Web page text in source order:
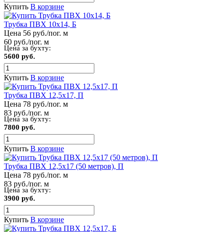
Купить В корзине
Трубка ПВХ 10х14, Б
Цена 56 руб./пог. м
60 руб./пог. м
Цена за бухту:
5600 руб.
Купить В корзине
Трубка ПВХ 12,5х17, П
Цена 78 руб./пог. м
83 руб./пог. м
Цена за бухту:
7800 руб.
Купить В корзине
Трубка ПВХ 12,5х17 (50 метров), П
Цена 78 руб./пог. м
83 руб./пог. м
Цена за бухту:
3900 руб.
Купить В корзине